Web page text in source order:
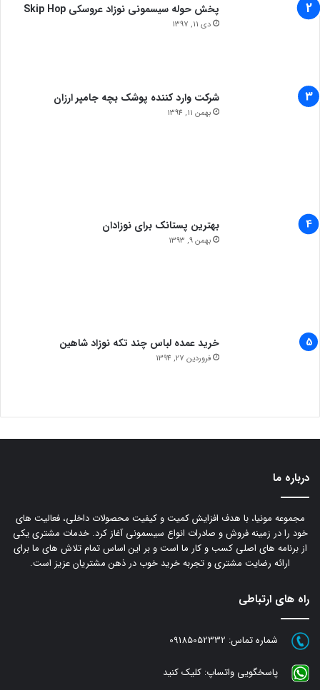
پخش حوله سیسمونی نوزاد عروسکی Skip Hop
دی 11, 1397
شرکت وارد کننده پوشک بچه جامپر ارزان
بهمن 11, 1394
بهترین پستانک برای نوزادان
بهمن 9, 1393
خرید عمده لباس چند تکه نوزاد شاهین
فروردین 27, 1394
درباره ما
مجموعه مونیا، با هدف افزایش کمیت و کیفیت محصولات داخلی، فعالیت های
خود را در زمینه فروش و صادرات انواع سیسمونی آغاز کرد. خدمات مشتری یکی
از برنامه های اصلی کسب و کار ما است و بر این اساس تمام تلاش های ما برای
ارائه رضایت مشتری و تجربه خرید خوب در ذهن مشتریان عزیز است.
راه های ارتباطی
شماره تماس: 09185052332
پاسخگویی واتساپ: کلیک کنید